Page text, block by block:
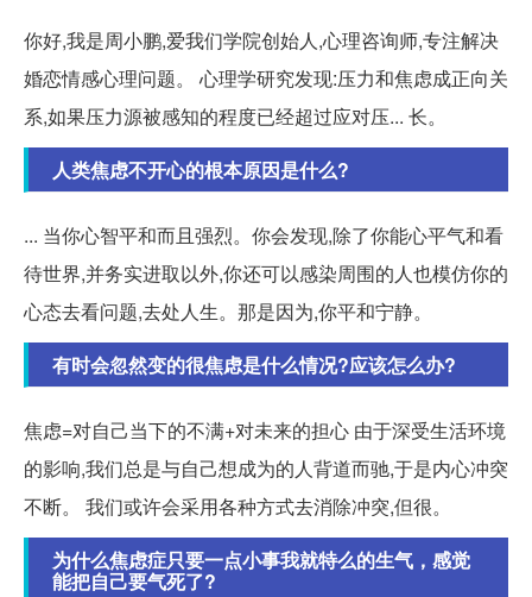
你好,我是周小鹏,爱我们学院创始人,心理咨询师,专注解决
婚恋情感心理问题。 心理学研究发现:压力和焦虑成正向关
系,如果压力源被感知的程度已经超过应对压... 长。
人类焦虑不开心的根本原因是什么?
... 当你心智平和而且强烈。你会发现,除了你能心平气和看
待世界,并务实进取以外,你还可以感染周围的人也模仿你的
心态去看问题,去处人生。那是因为,你平和宁静。
有时会忽然变的很焦虑是什么情况?应该怎么办?
焦虑=对自己当下的不满+对未来的担心 由于深受生活环境
的影响,我们总是与自己想成为的人背道而驰,于是内心冲突
不断。 我们或许会采用各种方式去消除冲突,但很。
为什么焦虑症只要一点小事我就特么的生气，感觉
能把自己要气死了?